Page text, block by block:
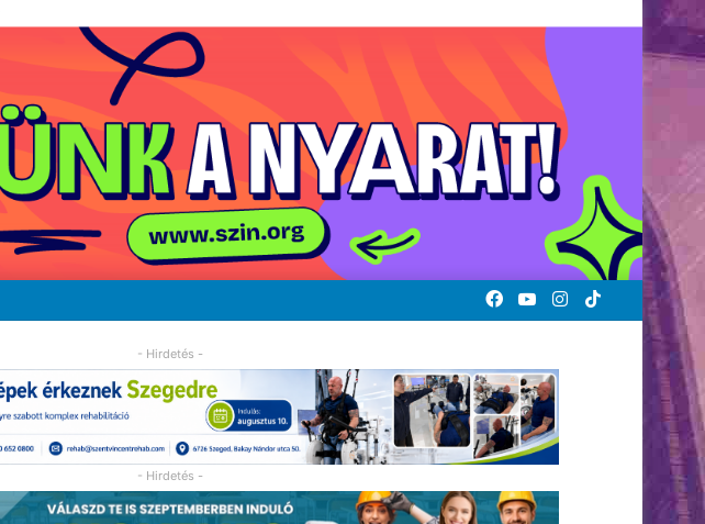
TikTok
Instagram
YouTube
Facebook
- Hirdetés -
- Hirdetés -